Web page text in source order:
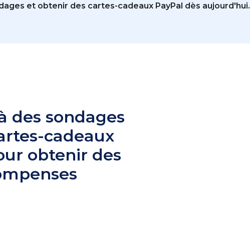
et obtenir des cartes-cadeaux PayPal dès aujourd'hui.
des sondages
cadeaux
obtenir des